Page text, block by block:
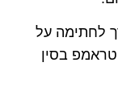
לחתימה על
טראמפ בסין